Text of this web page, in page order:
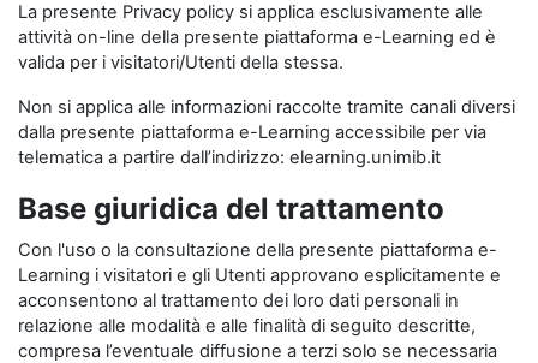
La presente Privacy policy si applica esclusivamente alle
attività on-line della presente piattaforma e-Learning ed è
valida per i visitatori/Utenti della stessa.
Non si applica alle informazioni raccolte tramite canali diversi
dalla presente piattaforma e-Learning accessibile per via
telematica a partire dall’indirizzo: elearning.unimib.it
Base giuridica del trattamento
Con l'uso o la consultazione della presente piattaforma e-
Learning i visitatori e gli Utenti approvano esplicitamente e
acconsentono al trattamento dei loro dati personali in
relazione alle modalità e alle finalità di seguito descritte,
compresa l’eventuale diffusione a terzi solo se necessaria